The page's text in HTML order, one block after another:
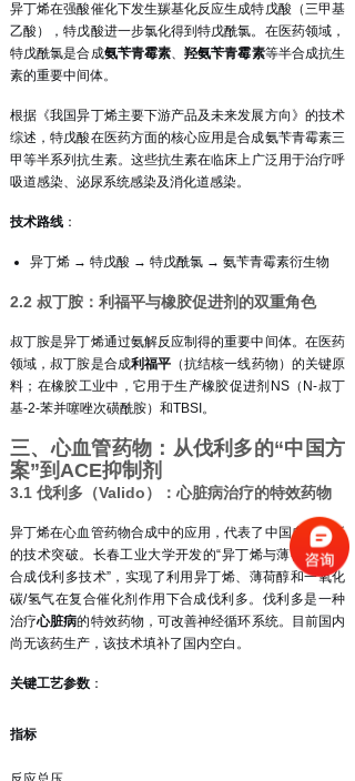
异丁烯在强酸催化下发生羰基化反应生成特戊酸（三甲基
乙酸），特戊酸进一步氯化得到特戊酰氯。在医药领域，
特戊酰氯是合成氨苄青霉素、羟氨苄青霉素等半合成抗生
素的重要中间体。
根据《我国异丁烯主要下游产品及未来发展方向》的技术
综述，特戊酸在医药方面的核心应用是合成氨苄青霉素三
甲等半系列抗生素。这些抗生素在临床上广泛用于治疗呼
吸道感染、泌尿系统感染及消化道感染。
技术路线 ：
异丁烯 → 特戊酸 → 特戊酰氯 → 氨苄青霉素衍生物
2.2 叔丁胺：利福平与橡胶促进剂的双重角色
叔丁胺是异丁烯通过氨解反应制得的重要中间体。在医药
领域，叔丁胺是合成利福平 （抗结核一线药物）的关键原
料；在橡胶工业中，它用于生产橡胶促进剂NS（N-叔丁
基-2-苯并噻唑次磺酰胺）和TBSI 。
三、心血管药物：从伐利多的“中国方
案”到ACE抑制剂
3.1 伐利多（Valido）：心脏病治疗的特效药物
异丁烯在心血管药物合成中的应用，代表了中国自主创新
的技术突破。长春工业大学开发的“异丁烯与薄荷醇羰基
合成伐利多技术”，实现了利用异丁烯、薄荷醇和一氧化
碳/氢气在复合催化剂作用下合成伐利多。 伐利多是一种
治疗心脏病的特效药物，可改善神经循环系统。目前国内
尚无该药生产，该技术填补了国内空白 。
关键工艺参数 ：
指标